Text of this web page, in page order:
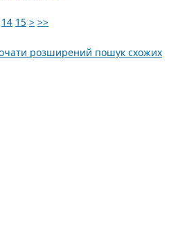
14 15 > >>
розширений пошук схожих